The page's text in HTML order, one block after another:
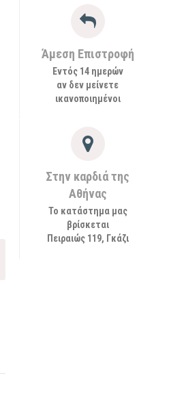
Άμεση Επιστροφή
Εντός 14 ημερών
αν δεν μείνετε
ικανοποιημένοι
Στην καρδιά της
Αθήνας
Το κατάστημα μας
βρίσκεται
Πειραιώς 119, Γκάζι